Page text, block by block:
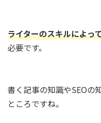
ライターのスキルによっ
必要です。
書く記事の知識やSEOの
ところですね。